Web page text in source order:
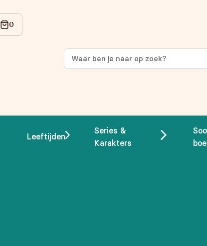
Leeftijden
Series &
Karakters
op je eerste aankoop!